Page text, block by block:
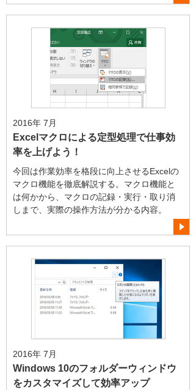
2016年 7月
Excelマクロによる定型処理で仕事効
率を上げよう！
今回は作業効率を格段に向上させるExcelの
マクロ機能を徹底解説する。マクロ機能と
は何かから、マクロの記録・実行・取り消
しまで、実際の操作方法が分かる内容。
2016年 7月
Windows 10のフォルダーウィンドウ
をカスタマイズして効率アップ